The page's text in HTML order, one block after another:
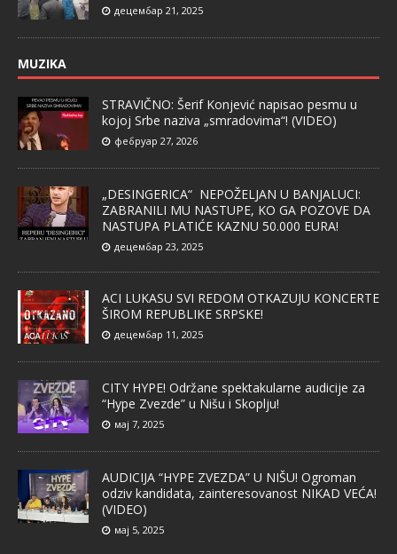
децембар 21, 2025
MUZIKA
STRAVIČNO: Šerif Konjević napisao pesmu u
kojoj Srbe naziva „smradovima“! (VIDEO)
фебруар 27, 2026
„DESINGERICA“ NEPOŽELJAN U BANJALUCI:
ZABRANILI MU NASTUPE, KO GA POZOVE DA
NASTUPA PLATIĆE KAZNU 50.000 EURA!
децембар 23, 2025
ACI LUKASU SVI REDOM OTKAZUJU KONCERTE
ŠIROM REPUBLIKE SRPSKE!
децембар 11, 2025
CITY HYPE! Održane spektakularne audicije za
“Hype Zvezde” u Nišu i Skoplju!
мај 7, 2025
AUDICIJA “HYPE ZVEZDA” U NIŠU! Ogroman
odziv kandidata, zainteresovanost NIKAD VEĆA!
(VIDEO)
мај 5, 2025